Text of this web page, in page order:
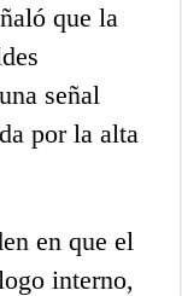
que la
señal
por la alta
en que el
interno,